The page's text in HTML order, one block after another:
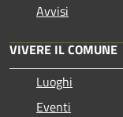
Avvisi
VIVERE IL COMUNE
Luoghi
Eventi